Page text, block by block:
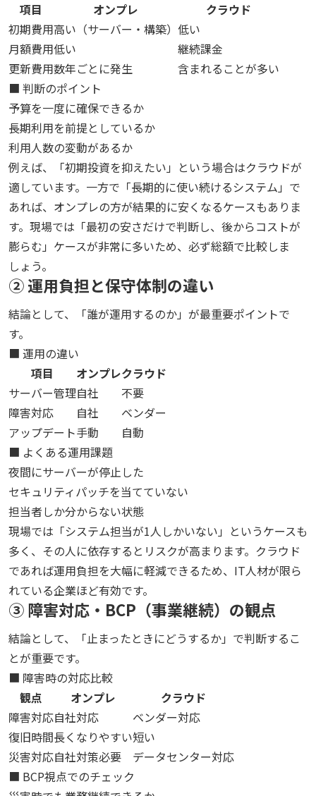
項目
オンプレ
クラウド
初期費用高い（サーバー・構築） 低い
月額費用低い
継続課金
更新費用数年ごとに発生
含まれることが多い
■ 判断のポイント
予算を一度に確保できるか
長期利用を前提としているか
利用人数の変動があるか
例えば、「初期投資を抑えたい」という場合はクラウドが
適しています。一方で「長期的に使い続けるシステム」で
あれば、オンプレの方が結果的に安くなるケースもありま
す。現場では「最初の安さだけで判断し、後からコストが
膨らむ」ケースが非常に多いため、必ず総額で比較しま
しょう。
② 運用負担と保守体制の違い
結論として、「誰が運用するのか」が最重要ポイントで
す。
■ 運用の違い
項目
オンプレクラウド
サーバー管理自社
不要
障害対応
自社
ベンダー
アップデート手動
自動
■ よくある運用課題
夜間にサーバーが停止した
セキュリティパッチを当てていない
担当者しか分からない状態
現場では「システム担当が1人しかいない」というケースも
多く、その人に依存するとリスクが高まります。クラウド
であれば運用負担を大幅に軽減できるため、IT人材が限ら
れている企業ほど有効です。
③ 障害対応・BCP（事業継続）の観点
結論として、「止まったときにどうするか」で判断するこ
とが重要です。
■ 障害時の対応比較
観点
オンプレ
クラウド
障害対応自社対応
ベンダー対応
復旧時間長くなりやすい短い
災害対応自社対策必要
データセンター対応
■ BCP視点でのチェック